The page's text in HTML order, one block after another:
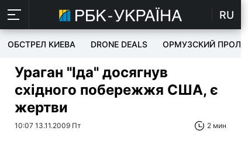
RU
ОБСТРЕЛ КИЕВА DRONE DEALS ОРМУЗСКИЙ ПРОЛИВ
Ураган "Іда" досягнув
східного побережжя США, є
жертви
10:07 13.11.2009 Пт 2 мин